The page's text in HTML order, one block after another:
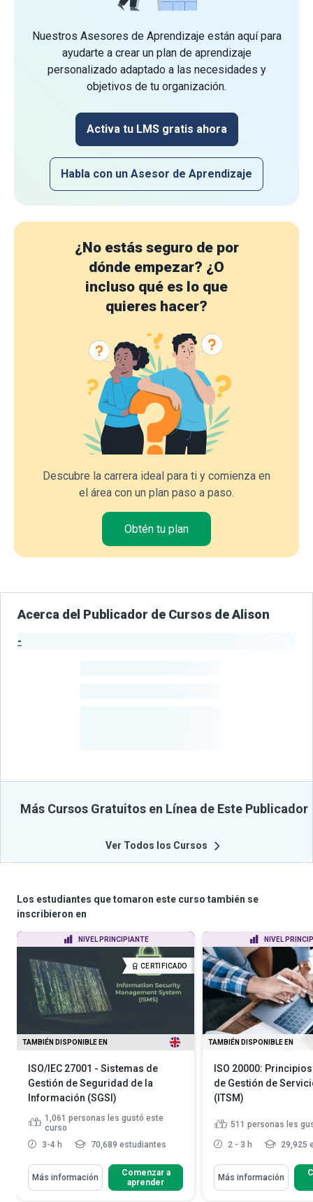
Nuestros Asesores de Aprendizaje están aquí para
ayudarte a crear un plan de aprendizaje
personalizado adaptado a las necesidades y
objetivos de tu organización.
Activa tu LMS gratis ahora
Habla con un Asesor de Aprendizaje
¿No estás seguro de por
dónde empezar? ¿O
incluso qué es lo que
quieres hacer?
Descubre la carrera ideal para ti y comienza en
el área con un plan paso a paso.
Obtén tu plan
Acerca del Publicador de Cursos de Alison
-
Más Cursos Gratuitos en Línea de Este Publicador
Ver Todos los Cursos
Los estudiantes que tomaron este curso también se
inscribieron en
NIVEL PRINCIPIANTE
CERTIFICADO
TAMBIÉN DISPONIBLE EN
ISO/IEC 27001 - Sistemas de
Gestión de Seguridad de la
Información (SGSI)
1,061 personas les gustó este
curso
3-4 h
70,689 estudiantes
Más información
Comenzar a
aprender
NIVEL
TAMBIÉN DISPONIBLE EN
ISO 20000:
de Gestión de
(ITSM)
511 personas les
2 - 3 h 29,925
Más información